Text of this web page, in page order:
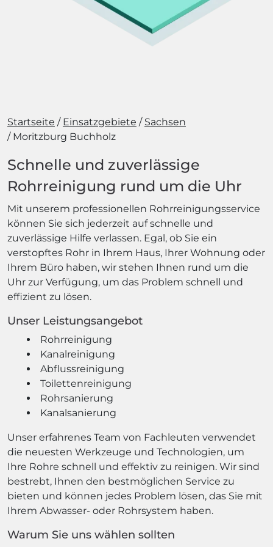
Startseite Einsatzgebiete
Sachsen
Moritzburg Buchholz
Schnelle und zuverlässige
Rohrreinigung rund um die Uhr
Mit unserem professionellen Rohrreinigungsservice
können Sie sich jederzeit auf schnelle und
zuverlässige Hilfe verlassen. Egal, ob Sie ein
verstopftes Rohr in Ihrem Haus, Ihrer Wohnung oder
Ihrem Büro haben, wir stehen Ihnen rund um die
Uhr zur Verfügung, um das Problem schnell und
effizient zu lösen.
Unser Leistungsangebot
Rohrreinigung
Kanalreinigung
Abflussreinigung
Toilettenreinigung
Rohrsanierung
Kanalsanierung
Unser erfahrenes Team von Fachleuten verwendet
die neuesten Werkzeuge und Technologien, um
Ihre Rohre schnell und effektiv zu reinigen. Wir sind
bestrebt, Ihnen den bestmöglichen Service zu
bieten und können jedes Problem lösen, das Sie mit
Ihrem Abwasser- oder Rohrsystem haben.
Warum Sie uns wählen sollten